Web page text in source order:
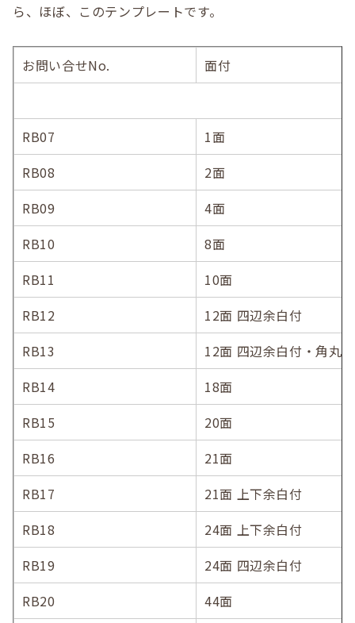
ら、ほぼ、このテンプレートです。
お問い合せNo.
面付
RB07
1面
RB08
2面
RB09
4面
RB10
8面
RB11
10面
RB12
12面 四辺余白付
RB13
12面 四辺余白付・角丸
RB14
18面
RB15
20面
RB16
21面
RB17
21面 上下余白付
RB18
24面 上下余白付
RB19
24面 四辺余白付
RB20
44面